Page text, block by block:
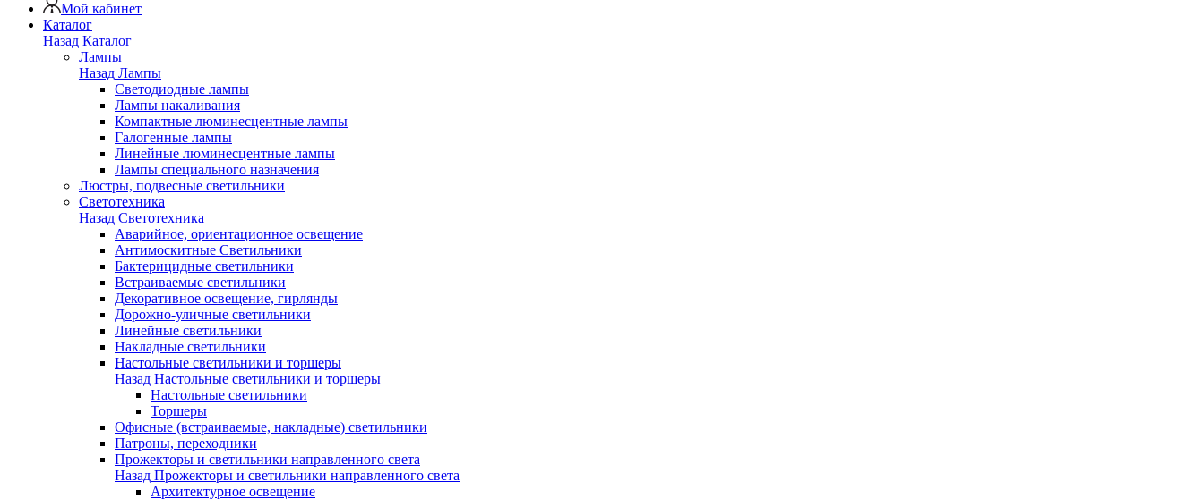
Мой кабинет
Каталог
Назад Каталог
Лампы
Назад Лампы
Светодиодные лампы
Лампы накаливания
Компактные люминесцентные лампы
Галогенные лампы
Линейные люминесцентные лампы
Лампы специального назначения
Люстры, подвесные светильники
Светотехника
Назад Светотехника
Аварийное, ориентационное освещение
Антимоскитные Светильники
Бактерицидные светильники
Встраиваемые светильники
Декоративное освещение, гирлянды
Дорожно-уличные светильники
Линейные светильники
Накладные светильники
Настольные светильники и торшеры
Назад Настольные светильники и торшеры
Настольные светильники
Торшеры
Офисные (встраиваемые, накладные) светильники
Патроны, переходники
Прожекторы и светильники направленного света
Назад Прожекторы и светильники направленного света
Архитектурное освещение